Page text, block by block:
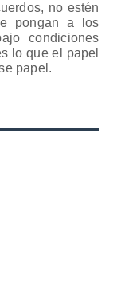
no estén
pongan a los
condiciones
lo que el papel
papel.